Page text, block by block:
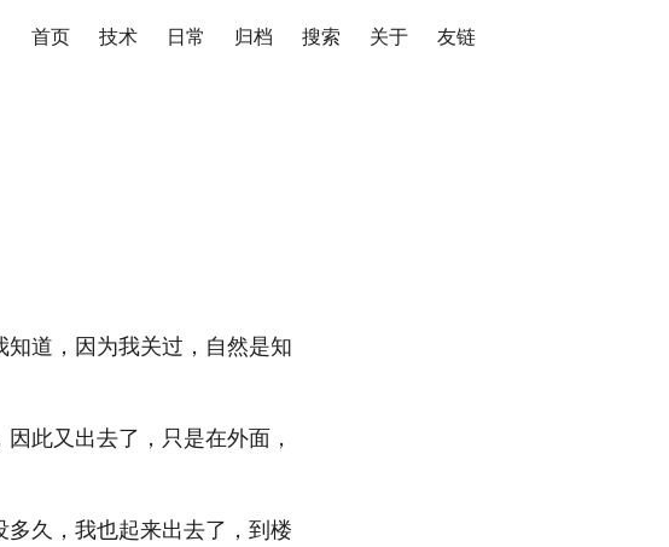
首页 技术 日常 归档 搜索 关于 友链
道，因为我关过，自然是知
此又出去了，只是在外面，
久，我也起来出去了，到楼